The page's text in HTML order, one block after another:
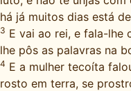
há já muitos dias está
3 E vai ao rei, e fala-lhe
lhe pôs as palavras na
4 E a mulher tecoíta
rosto em terra, se